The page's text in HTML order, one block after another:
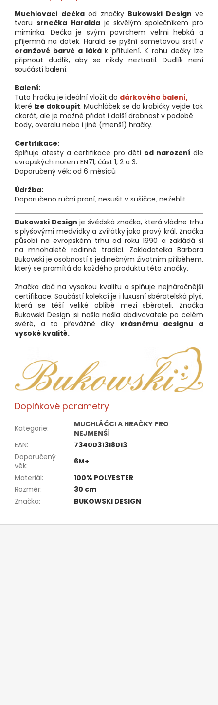
Muchlovací dečkaod značky Bukowski Design ve
tvaru srnečka Haraldaje skvělým společníkem pro
miminka. Dečka je svým povrchem velmi hebká a
příjemná na dotek. Harald se pyšní sametovou srstí v
oranžové barvě a lákák přitulení. K rohu dečky lze
připnout dudlík, aby se nikdy neztratil. Dudlík není
součástí balení.
Balení:
Tuto hračku je ideální vložit do dárkového balení,
které lze dokoupit. Muchláček se do krabičky vejde tak
akorát, ale je možné přidat i další drobnost v podobě
body, overalu nebo i jiné (menší) hračky.
Certifikace:
Splňuje atesty a certifikace pro děti od narození dle
evropských norem EN71, část 1, 2 a 3.
Doporučený věk: od 6 měsíců
Údržba:
Doporučeno ruční praní, nesušit v sušičce, nežehlit
Bukowski Design je švédská značka, která vládne trhu
s plyšovými medvídky a zvířátky jako pravý král. Značka
působí na evropském trhu od roku 1990 a zakládá si
na mnohaleté rodinné tradici. Zakladatelka Barbara
Bukowski je osobností s jedinečným životním příběhem,
který se promítá do každého produktu této značky.
​Značka dbá na vysokou kvalitu a splňuje nejnáročnější
certifikace. Součástí kolekcí je i luxusní sběratelská plyš,
která se těší veliké oblibě mezi sběrateli. Značka
Bukowski Design jsi našlanašla obdivovatele po celém
světě, a to převážně díky krásnému designu a
vysoké kvalitě.
Doplňkové parametry
Kategorie:
MUCHLÁČCI A HRAČKY PRO
NEJMENŠÍ
EAN:
7340031318013
Doporučený
věk:
6M+
Materiál:
100% POLYESTER
Rozměr:
30 cm
Značka: BUKOWSKI DESIGN
Z